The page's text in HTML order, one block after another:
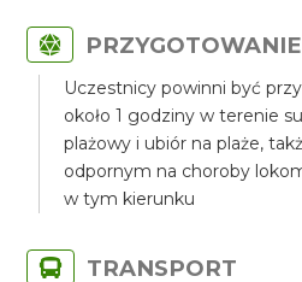
Uczestnicy powinni być
około 1 godziny w terenie
plażowy i ubiór na plaże,
odpornym na choroby
w tym kierunku
TRANSPORT